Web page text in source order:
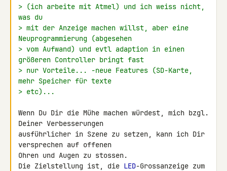
> (ich arbeite mit Atmel) und ich weiss nicht,
was du
> mit der Anzeige machen willst, aber eine
Neuprogrammierung (abgesehen
> vom Aufwand) und evtl adaption in einen
größeren Controller bringt fast
> nur Vorteile... -neue Features (SD-Karte,
mehr Speicher für texte
> etc)...
Wenn Du Dir die Mühe machen würdest, mich bzgl.
Deiner Verbesserungen
ausführlicher in Szene zu setzen, kann ich Dir
versprechen auf offenen
Ohren und Augen zu stossen.
Die Zielstellung ist, die LED-Grossanzeige zum